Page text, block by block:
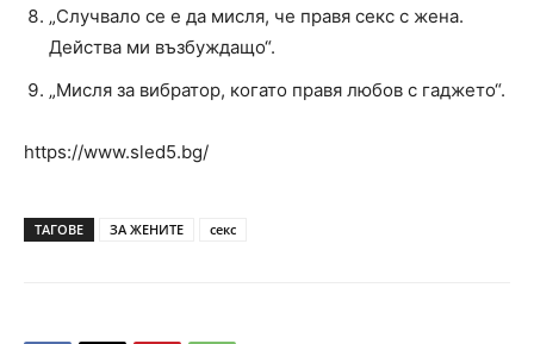
„Случвало се е да мисля, че правя секс с жена.
Действа ми възбуждащо“.
„Мисля за вибратор, когато правя любов с гаджето“.
https://www.sled5.bg/
ТАГОВЕ ЗА ЖЕНИТЕ секс